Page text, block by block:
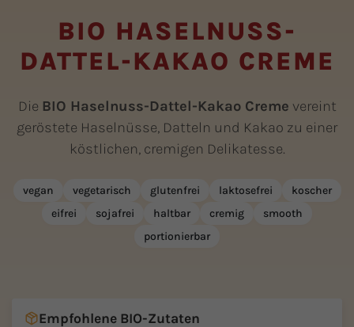
BIO HASELNUSS-
DATTEL-KAKAO CREME
Die BIO Haselnuss-Dattel-Kakao Creme vereint
geröstete Haselnüsse, Datteln und Kakao zu einer
köstlichen, cremigen Delikatesse.
vegan vegetarisch glutenfrei laktosefrei
koscher
eifrei
sojafrei haltbar cremig
smooth
portionierbar
Empfohlene BIO-Zutaten